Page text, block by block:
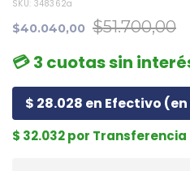
SKU: 348362a
$40.040,00 $51.700,00
💳 3 cuotas sin
$ 28.028 en Efectivo
$ 32.032 por Transferencia